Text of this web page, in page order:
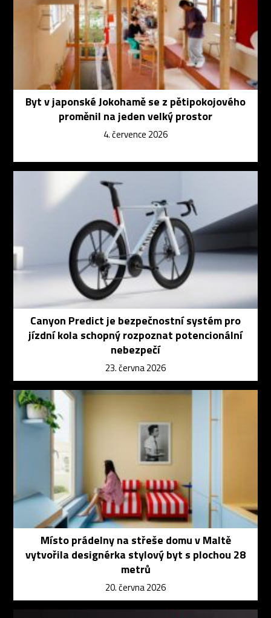
Byt v japonské Jokohamě se z pětipokojového
proměnil na jeden velký prostor
4. července 2026
Canyon Predict je bezpečnostní systém pro
jízdní kola schopný rozpoznat potencionální
nebezpečí
23. června 2026
Místo prádelny na střeše domu v Maltě
vytvořila designérka stylový byt s plochou 28
metrů
20. června 2026